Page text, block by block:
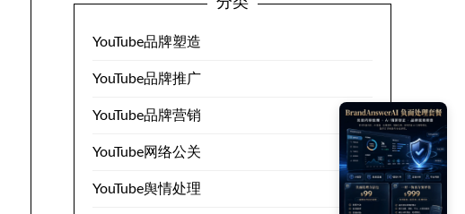
YouTube品牌塑造
YouTube品牌推广
YouTube品牌营销
YouTube网络公关
YouTube舆情处理